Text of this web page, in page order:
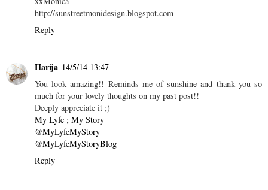
http://sunstreetmonidesign.blogspot.com
Reply
Harija 14/5/14 13:47
You look amazing!! Reminds me of sunshine and thank you so
much for your lovely thoughts on my past post!!
Deeply appreciate it ;)
My Lyfe ; My Story
@MyLyfeMyStory
@MyLyfeMyStoryBlog
Reply